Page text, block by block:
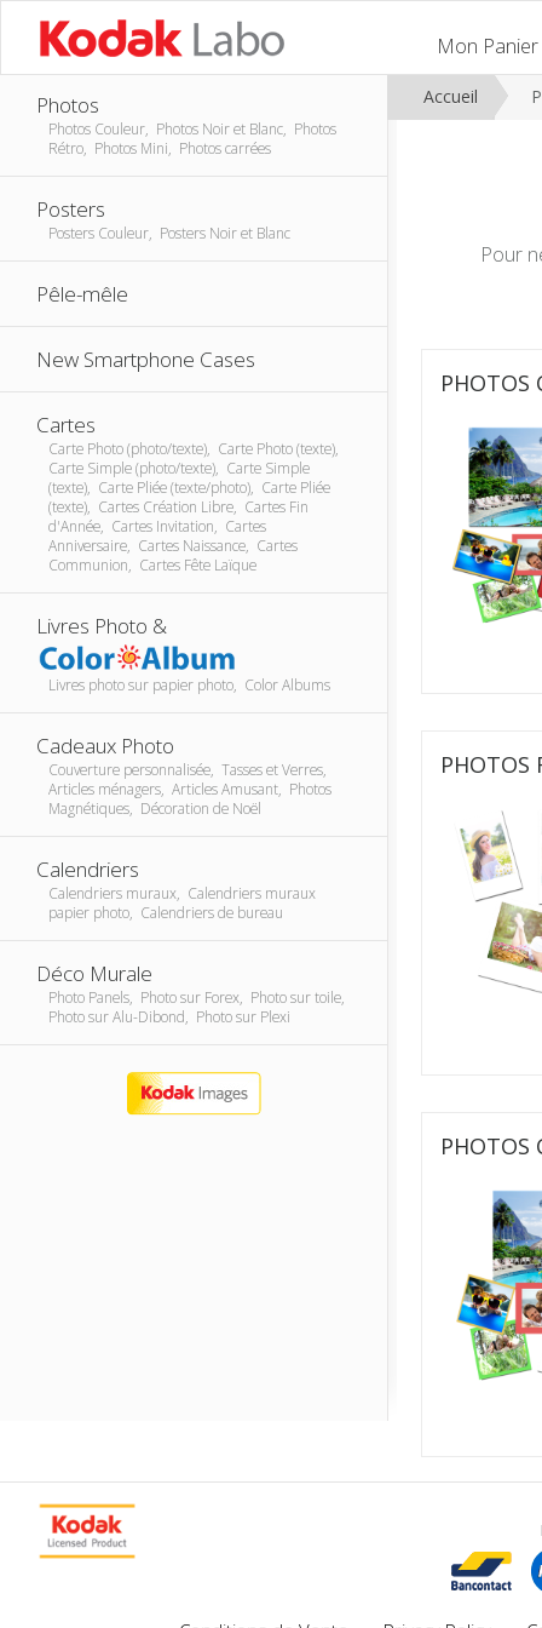
Mon Panier
Photos
Photos Couleur, Photos Noir et Blanc, Photos
Rétro, Photos Mini, Photos carrées
Posters
Posters Couleur, Posters Noir et Blanc
Pêle-mêle
New Smartphone Cases
Cartes
Carte Photo (photo/texte), Carte Photo (texte),
Carte Simple (photo/texte), Carte Simple
(texte), Carte Pliée (texte/photo), Carte Pliée
(texte), Cartes Création Libre, Cartes Fin
d'Année, Cartes Invitation, Cartes
Anniversaire, Cartes Naissance, Cartes
Communion, Cartes Fête Laïque
Livres Photo &
Livres photo sur papier photo, Color Albums
Cadeaux Photo
Couverture personnalisée, Tasses et Verres,
Articles ménagers, Articles Amusant, Photos
Magnétiques, Décoration de Noël
Calendriers
Calendriers muraux, Calendriers muraux
papier photo, Calendriers de bureau
Déco Murale
Photo Panels, Photo sur Forex, Photo sur toile,
Photo sur Alu-Dibond, Photo sur Plexi
Accueil
Pour
PHOTOS
PHOTOS
PHOTOS